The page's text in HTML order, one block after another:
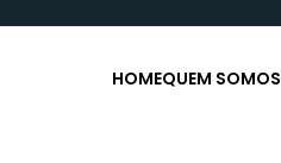
HOMEQUEM SOMOS